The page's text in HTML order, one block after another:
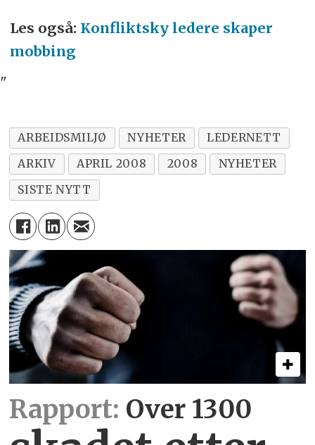
Les også: Konfliktsky ledere skaper
mobbing
"
ARBEIDSMILJØ NYHETER
LEDERNETT
ARKIV
APRIL 2008 2008
NYHETER
SISTE NYTT
Rapport: Over 1300